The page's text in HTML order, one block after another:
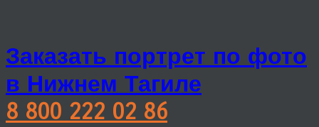
Заказать портрет по фото
в Нижнем Тагиле
8 800 222 02 86